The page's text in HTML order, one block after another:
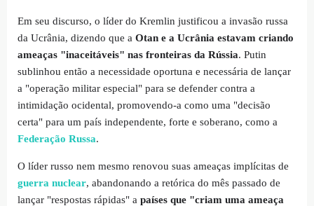
Em seu discurso, o líder do Kremlin justificou a invasão russa
da Ucrânia, dizendo que a Otan e a Ucrânia estavam criando
ameaças "inaceitáveis" nas fronteiras da Rússia. Putin
sublinhou então a necessidade oportuna e necessária de lançar
a "operação militar especial" para se defender contra a
intimidação ocidental, promovendo-a como uma "decisão
certa" para um país independente, forte e soberano, como a
Federação Russa.
O líder russo nem mesmo renovou suas ameaças implícitas de
guerra nuclear, abandonando a retórica do mês passado de
lançar "respostas rápidas" a países que "criam uma ameaça